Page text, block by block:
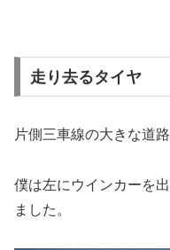
走り去るタイヤ
片側三車線の大きな道
僕は左にウインカーを
ました。